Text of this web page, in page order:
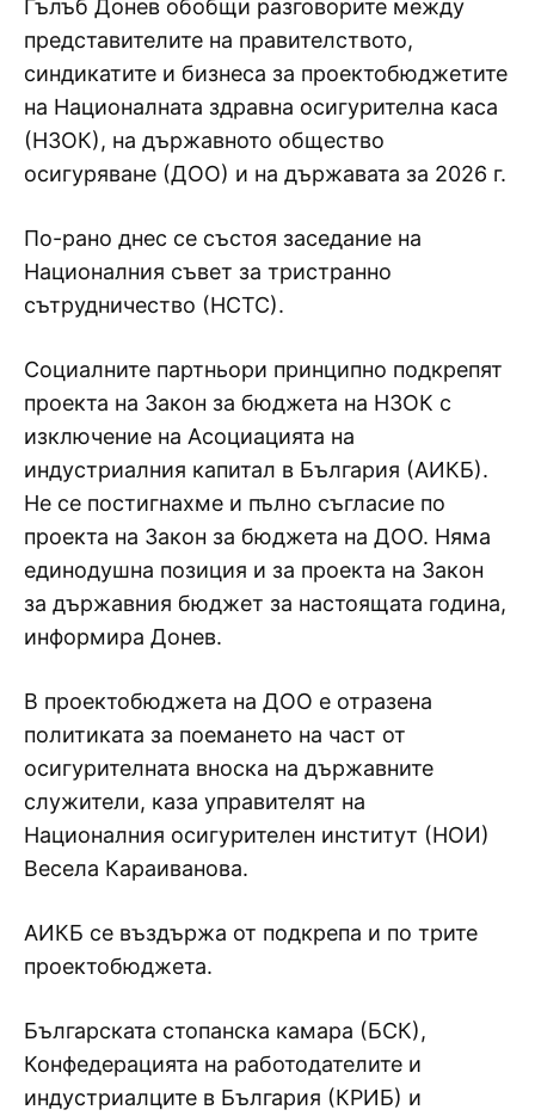
Гълъб Донев обобщи разговорите между
представителите на правителството,
синдикатите и бизнеса за проектобюджетите
на Националната здравна осигурителна каса
(НЗОК), на държавното общество
осигуряване (ДОО) и на държавата за 2026 г.
По-рано днес се състоя заседание на
Националния съвет за тристранно
сътрудничество (НСТС).
Социалните партньори принципно подкрепят
проекта на Закон за бюджета на НЗОК с
изключение на Асоциацията на
индустриалния капитал в България (АИКБ).
Не се постигнахме и пълно съгласие по
проекта на Закон за бюджета на ДОО. Няма
единодушна позиция и за проекта на Закон
за държавния бюджет за настоящата година,
информира Донев.
В проектобюджета на ДОО е отразена
политиката за поемането на част от
осигурителната вноска на държавните
служители, каза управителят на
Националния осигурителен институт (НОИ)
Весела Караиванова.
АИКБ се въздържа от подкрепа и по трите
проектобюджета.
Българската стопанска камара (БСК),
Конфедерацията на работодателите и
индустриалците в България (КРИБ) и